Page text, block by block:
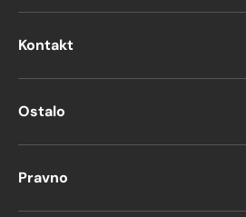
Kontakt
Ostalo
Pravno